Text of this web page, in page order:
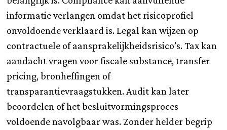
informatie verlangen omdat het risicoprofiel
onvoldoende verklaard is. Legal kan wijzen op
contractuele of aansprakelijkheidsrisico’s. Tax kan
aandacht vragen voor fiscale substance, transfer
pricing, bronheffingen of
transparantievraagstukken. Audit kan later
beoordelen of het besluitvormingsproces
voldoende navolgbaar was. Zonder helder begrip